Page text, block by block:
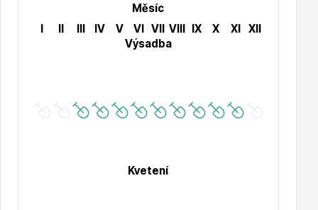
Měsíc
I
II III IV V VI VII VIII IX X XI
XII
Výsadba
Kvetení